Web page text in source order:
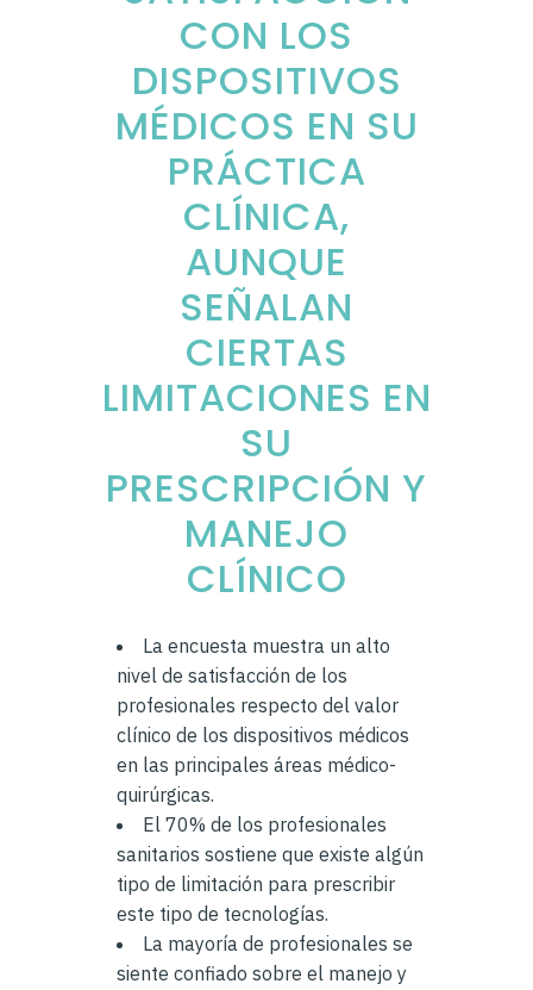
CON LOS
DISPOSITIVOS
MÉDICOS EN SU
PRÁCTICA
CLÍNICA,
AUNQUE
SEÑALAN
CIERTAS
LIMITACIONES EN
SU
PRESCRIPCIÓN Y
MANEJO
CLÍNICO
La encuesta muestra un alto
nivel de satisfacción de los
profesionales respecto del valor
clínico de los dispositivos médicos
en las principales áreas médico-
quirúrgicas.
El 70% de los profesionales
sanitarios sostiene que existe algún
tipo de limitación para prescribir
este tipo de tecnologías.
La mayoría de profesionales se
siente confiado sobre el manejo y